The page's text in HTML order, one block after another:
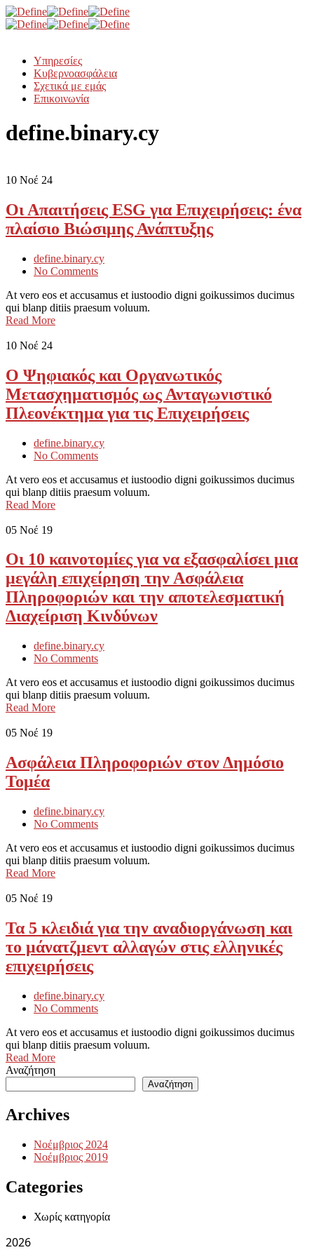
Υπηρεσίες
Κυβερνοασφάλεια
Σχετικά με εμάς
Επικοινωνία
define.binary.cy
10 Νοέ 24
Οι Απαιτήσεις ESG για Επιχειρήσεις: ένα
πλαίσιο Βιώσιμης Ανάπτυξης
define.binary.cy
No Comments
At vero eos et accusamus et iustoodio digni goikussimos ducimus
qui blanp ditiis praesum voluum.
Read More
10 Νοέ 24
Ο Ψηφιακός και Οργανωτικός
Μετασχηματισμός ως Ανταγωνιστικό
Πλεονέκτημα για τις Επιχειρήσεις
define.binary.cy
No Comments
At vero eos et accusamus et iustoodio digni goikussimos ducimus
qui blanp ditiis praesum voluum.
Read More
05 Νοέ 19
Οι 10 καινοτομίες για να εξασφαλίσει μια
μεγάλη επιχείρηση την Ασφάλεια
Πληροφοριών και την αποτελεσματική
Διαχείριση Κινδύνων
define.binary.cy
No Comments
At vero eos et accusamus et iustoodio digni goikussimos ducimus
qui blanp ditiis praesum voluum.
Read More
05 Νοέ 19
Ασφάλεια Πληροφοριών στον Δημόσιο
Τομέα
define.binary.cy
No Comments
At vero eos et accusamus et iustoodio digni goikussimos ducimus
qui blanp ditiis praesum voluum.
Read More
05 Νοέ 19
Τα 5 κλειδιά για την αναδιοργάνωση και
το μάνατζμεντ αλλαγών στις ελληνικές
επιχειρήσεις
define.binary.cy
No Comments
At vero eos et accusamus et iustoodio digni goikussimos ducimus
qui blanp ditiis praesum voluum.
Read More
Αναζήτηση
Αναζήτηση
Archives
Νοέμβριος 2024
Νοέμβριος 2019
Categories
Χωρίς κατηγορία
2026